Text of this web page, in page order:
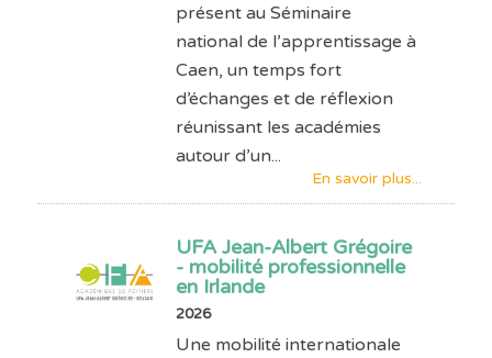
présent au Séminaire
national de l’apprentissage à
Caen, un temps fort
d’échanges et de réflexion
réunissant les académies
autour d’un...
En savoir plus...
UFA Jean-Albert Grégoire
- mobilité professionnelle
en Irlande
2026
Une mobilité internationale